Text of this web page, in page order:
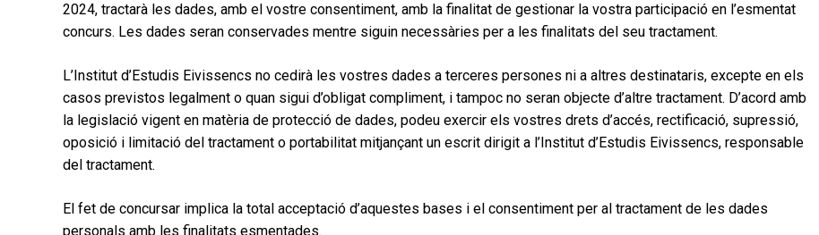
2024, tractarà les dades, amb el vostre consentiment, amb la finalitat de gestionar la vostra participació en l’esmentat
concurs. Les dades seran conservades mentre siguin necessàries per a les finalitats del seu tractament.
L’Institut d’Estudis Eivissencs no cedirà les vostres dades a terceres persones ni a altres destinataris, excepte en els
casos previstos legalment o quan sigui d’obligat compliment, i tampoc no seran objecte d’altre tractament. D’acord amb
la legislació vigent en matèria de protecció de dades, podeu exercir els vostres drets d’accés, rectificació, supressió,
oposició i limitació del tractament o portabilitat mitjançant un escrit dirigit a l’Institut d’Estudis Eivissencs, responsable
del tractament.
El fet de concursar implica la total acceptació d’aquestes bases i el consentiment per al tractament de les dades
personals amb les finalitats esmentades.